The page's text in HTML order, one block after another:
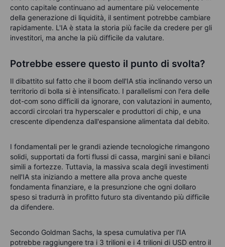
conto capitale continuano ad aumentare più velocemente
della generazione di liquidità, il sentiment potrebbe cambiare
rapidamente. L'IA è stata la storia più facile da credere per gli
investitori, ma anche la più difficile da valutare.
Potrebbe essere questo il punto di svolta?
Il dibattito sul fatto che il boom dell'IA stia inclinando verso un
territorio di bolla si è intensificato. I parallelismi con l'era delle
dot-com sono difficili da ignorare, con valutazioni in aumento,
accordi circolari tra hyperscaler e produttori di chip, e una
crescente dipendenza dall'espansione alimentata dal debito.
I fondamentali per le grandi aziende tecnologiche rimangono
solidi, supportati da forti flussi di cassa, margini sani e bilanci
simili a fortezze. Tuttavia, la massiva scala degli investimenti
nell'IA sta iniziando a mettere alla prova anche queste
fondamenta finanziare, e la presunzione che ogni dollaro
speso si tradurrà in profitto futuro sta diventando più difficile
da difendere.
Secondo Goldman Sachs, la spesa cumulativa per l'IA
potrebbe raggiungere tra i 3 trilioni e i 4 trilioni di USD entro il